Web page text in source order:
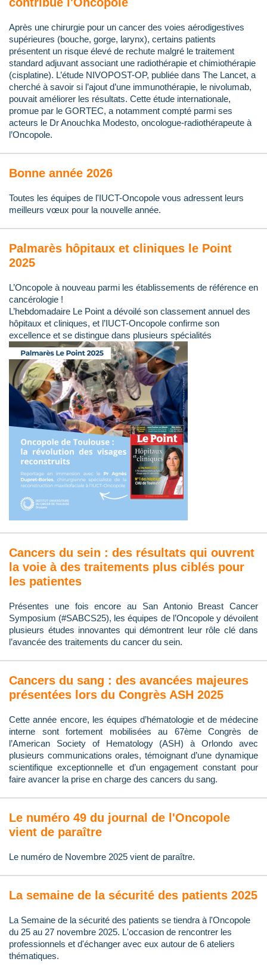
Après une chirurgie pour un cancer des voies aérodigestives
supérieures (bouche, gorge, larynx), certains patients
présentent un risque élevé de rechute malgré le traitement
standard adjuvant associant une radiothérapie et chimiothérapie
(cisplatine). L’étude NIVOPOST-OP, publiée dans The Lancet, a
cherché à savoir si l’ajout d’une immunothérapie, le nivolumab,
pouvait améliorer les résultats. Cette étude internationale,
promue par le GORTEC, a notamment compté parmi ses
acteurs le Dr Anouchka Modesto, oncologue-radiothérapeute à
l’Oncopole.
Bonne année 2026
Toutes les équipes de l'IUCT-Oncopole vous adressent leurs
meilleurs vœux pour la nouvelle année.
Palmarès hôpitaux et cliniques le Point
2025
L’Oncopole à nouveau parmi les établissements de référence en
cancérologie !
L’hebdomadaire Le Point a dévoilé son classement annuel des
hôpitaux et cliniques, et l’IUCT-Oncopole confirme son
excellence et se distingue dans plusieurs spécialités
Cancers du sein : des résultats qui ouvrent
la voie à des traitements plus ciblés pour
les patientes
Présentes une fois encore au San Antonio Breast Cancer
Symposium (#SABCS25), les équipes de l’Oncopole y dévoilent
plusieurs études innovantes qui démontrent leur rôle clé dans
l’avancée des traitements du cancer du sein.
Cancers du sang : des avancées majeures
présentées lors du Congrès ASH 2025
Cette année encore, les équipes d’hématologie et de médecine
interne sont fortement mobilisées au 67ème Congrès de
l’American Society of Hematology (ASH) à Orlondo avec
plusieurs communications orales, témoignant d’une dynamique
scientifique exceptionnelle et d’un engagement constant pour
faire avancer la prise en charge des cancers du sang.
Le numéro 49 du journal de l'Oncopole
vient de paraître
Le numéro de Novembre 2025 vient de paraître.
La semaine de la sécurité des patients 2025
La Semaine de la sécurité des patients se tiendra à l'Oncopole
du 25 au 27 novembre 2025. L'occasion de rencontrer les
professionnels et d'échanger avec eux autour de 6 ateliers
thématiques.